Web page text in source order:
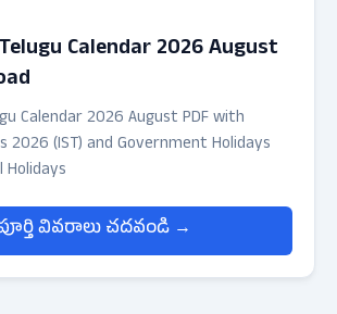
Calendar 2026 August
Calendar 2026 August PDF with
2026 (IST) and Government Holidays
Holidays
వివరాలు చదవండి →